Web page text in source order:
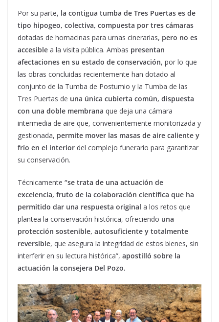
Por su parte, la contigua tumba de Tres Puertas es de
tipo hipogeo, colectiva, compuesta por tres cámaras
dotadas de hornacinas para urnas cinerarias, pero no es
accesible a la visita pública. Ambas presentan
afectaciones en su estado de conservación, por lo que
las obras concluidas recientemente han dotado al
conjunto de la Tumba de Postumio y la Tumba de las
Tres Puertas de una única cubierta común, dispuesta
con una doble membrana que deja una cámara
intermedia de aire que, convenientemente monitorizada y
gestionada, permite mover las masas de aire caliente y
frío en el interior del complejo funerario para garantizar
su conservación.
Técnicamente “se trata de una actuación de
excelencia, fruto de la colaboración científica que ha
permitido dar una respuesta original a los retos que
plantea la conservación histórica, ofreciendo una
protección sostenible, autosuficiente y totalmente
reversible, que asegura la integridad de estos bienes, sin
interferir en su lectura histórica”, apostilló sobre la
actuación la consejera Del Pozo.